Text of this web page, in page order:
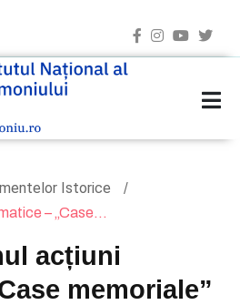
Istorice
– „Case...
acțiuni
memoriale”